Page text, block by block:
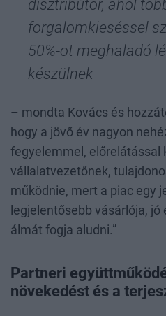
disztribútor, ahol
forgalomkieséssel
50%-ot meghaladó
készülnek
– mondta Kovács és
hogy a jövő év nagyon
fegyelemmel, előrelátással
vállalatvezetőnek,
működnie, mert a piac egy
legjelentősebb vásárlója,
álmát fogja aludni.”
Partneri
növekedést és a